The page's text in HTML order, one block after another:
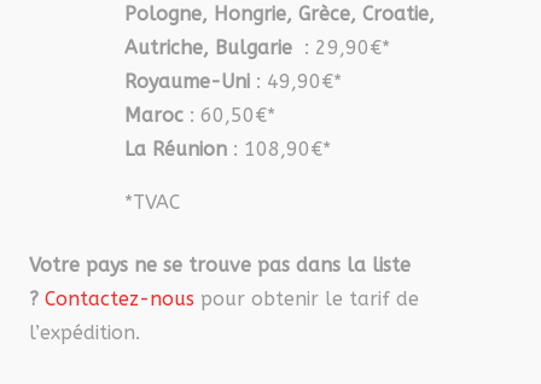
Pologne, Hongrie, Grèce, Croatie,
Autriche, Bulgarie : 29,90€*
Royaume-Uni : 49,90€*
Maroc : 60,50€*
La Réunion : 108,90€*
*TVAC
Votre pays ne se trouve pas dans la liste
? Contactez-nous pour obtenir le tarif de
l’expédition.